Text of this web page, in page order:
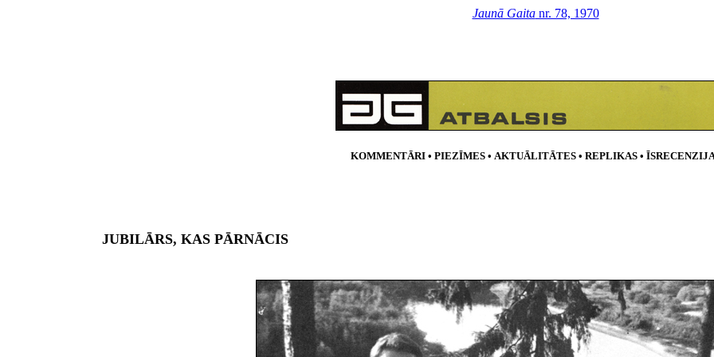
Jaunā Gaitanr. 78, 1970
KOMMENTĀRI • PIEZĪMES • AKTUĀLITĀTES • REPLIKAS •
JUBILĀRS, KAS PĀRNĀCIS